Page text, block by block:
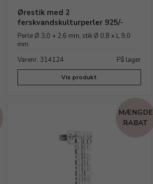
Ørestik med 2
ferskvandskulturperler 925/-
Perle Ø 3,0 + 2,6 mm, stik Ø 0,8 x L 9,0
mm
Varenr. 314124
På lager
Vis produkt
MÆNGDE
RABAT